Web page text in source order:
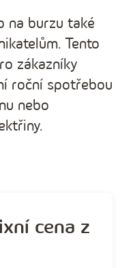
na burzu také
Tento
zákazníky
roční spotřebou
nebo
cena z